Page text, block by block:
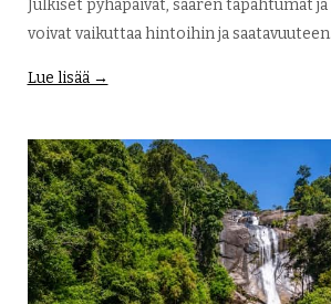
Julkiset pyhäpäivät, saaren tapahtumat
voivat vaikuttaa hintoihin ja saatavuuteen.
Lue lisää →